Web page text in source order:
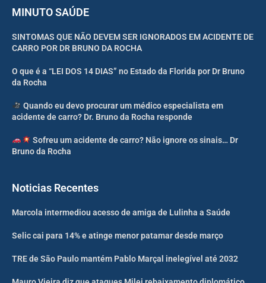
MINUTO SAÚDE
SINTOMAS QUE NÃO DEVEM SER IGNORADOS EM ACIDENTE DE
CARRO POR DR BRUNO DA ROCHA
O que é a “LEI DOS 14 DIAS” no Estado da Florida por Dr Bruno
da Rocha
Quando eu devo procurar um médico especialista em
acidente de carro? Dr. Bruno da Rocha responde
Sofreu um acidente de carro? Não ignore os sinais… Dr
Bruno da Rocha
Noticias Recentes
Marcola intermediou acesso de amiga de Lulinha a Saúde
Selic cai para 14% e atinge menor patamar desde março
TRE de São Paulo mantém Pablo Marçal inelegível até 2032